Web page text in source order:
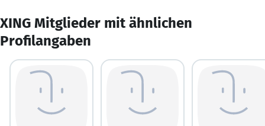
XING Mitglieder mit ähnlichen
Profilangaben